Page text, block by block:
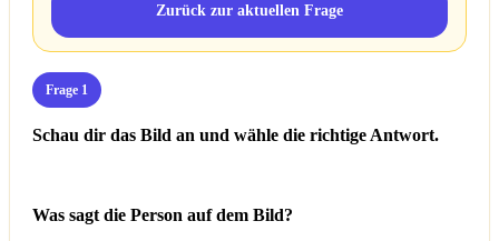
Zurück zur aktuellen Frage
Frage 1
Schau dir das Bild an und wähle die richtige Antwort.
Was sagt die Person auf dem Bild?